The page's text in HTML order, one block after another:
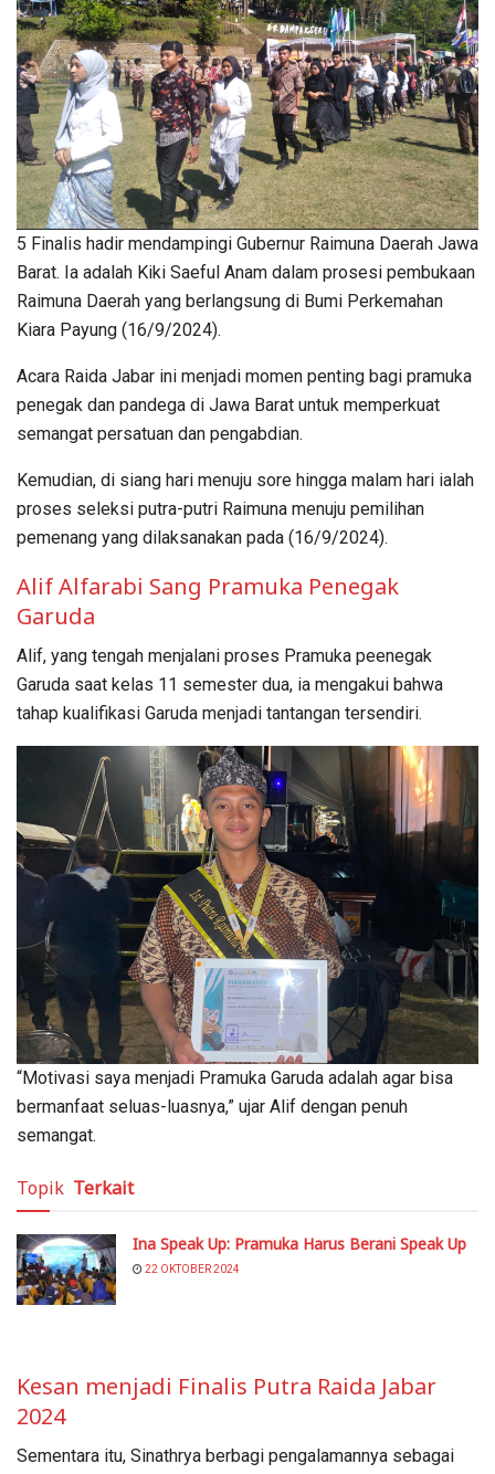
5 Finalis hadir mendampingi Gubernur Raimuna Daerah Jawa
Barat. Ia adalah Kiki Saeful Anam dalam prosesi pembukaan
Raimuna Daerah yang berlangsung di Bumi Perkemahan
Kiara Payung (16/9/2024).
Acara Raida Jabar ini menjadi momen penting bagi pramuka
penegak dan pandega di Jawa Barat untuk memperkuat
semangat persatuan dan pengabdian.
Kemudian, di siang hari menuju sore hingga malam hari ialah
proses seleksi putra-putri Raimuna menuju pemilihan
pemenang yang dilaksanakan pada (16/9/2024).
Alif Alfarabi Sang Pramuka Penegak
Garuda
Alif, yang tengah menjalani proses Pramuka peenegak
Garuda saat kelas 11 semester dua, ia mengakui bahwa
tahap kualifikasi Garuda menjadi tantangan tersendiri.
“Motivasi saya menjadi Pramuka Garuda adalah agar bisa
bermanfaat seluas-luasnya,” ujar Alif dengan penuh
semangat.
Topik Terkait
Ina Speak Up: Pramuka Harus Berani Speak Up
22 OKTOBER 2024
Kesan menjadi Finalis Putra Raida Jabar
2024
Sementara itu, Sinathrya berbagi pengalamannya sebagai